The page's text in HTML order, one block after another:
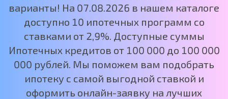
варианты! На 07.08.2026 в нашем каталоге
доступно 10 ипотечных программ со
ставками от 2,9%. Доступные суммы
Ипотечных кредитов от 100 000 до 100 000
000 рублей. Мы поможем вам подобрать
ипотеку с самой выгодной ставкой и
оформить онлайн-заявку на лучших